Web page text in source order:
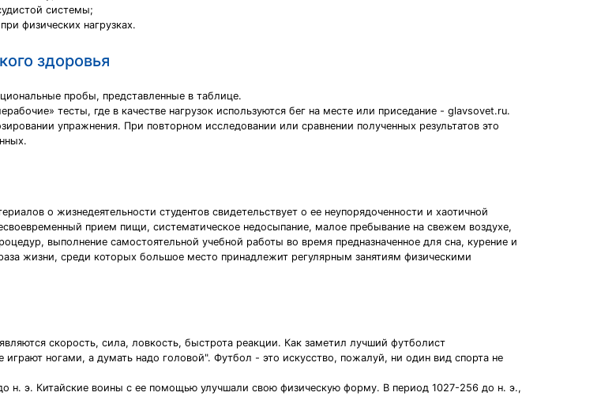
системы;
физических нагрузках.
здоровья
пробы, представленные в таблице.
тесты, где в качестве нагрузок используются бег на месте или приседание - glavsovet.ru.
упражнения. При повторном исследовании или сравнении полученных результатов это
о жизнедеятельности студентов свидетельствует о ее неупорядоченности и хаотичной
прием пищи, систематическое недосыпание, малое пребывание на свежем воздухе,
выполнение самостоятельной учебной работы во время предназначенное для сна, курение и
жизни, среди которых большое место принадлежит регулярным занятиям физическими
скорость, сила, ловкость, быстрота реакции. Как заметил лучший футболист
ногами, а думать надо головой". Футбол - это искусство, пожалуй, ни один вид спорта не
н. э. Китайские воины с ее помощью улучшали свою физическую форму. В период 1027-256 до н. э.,